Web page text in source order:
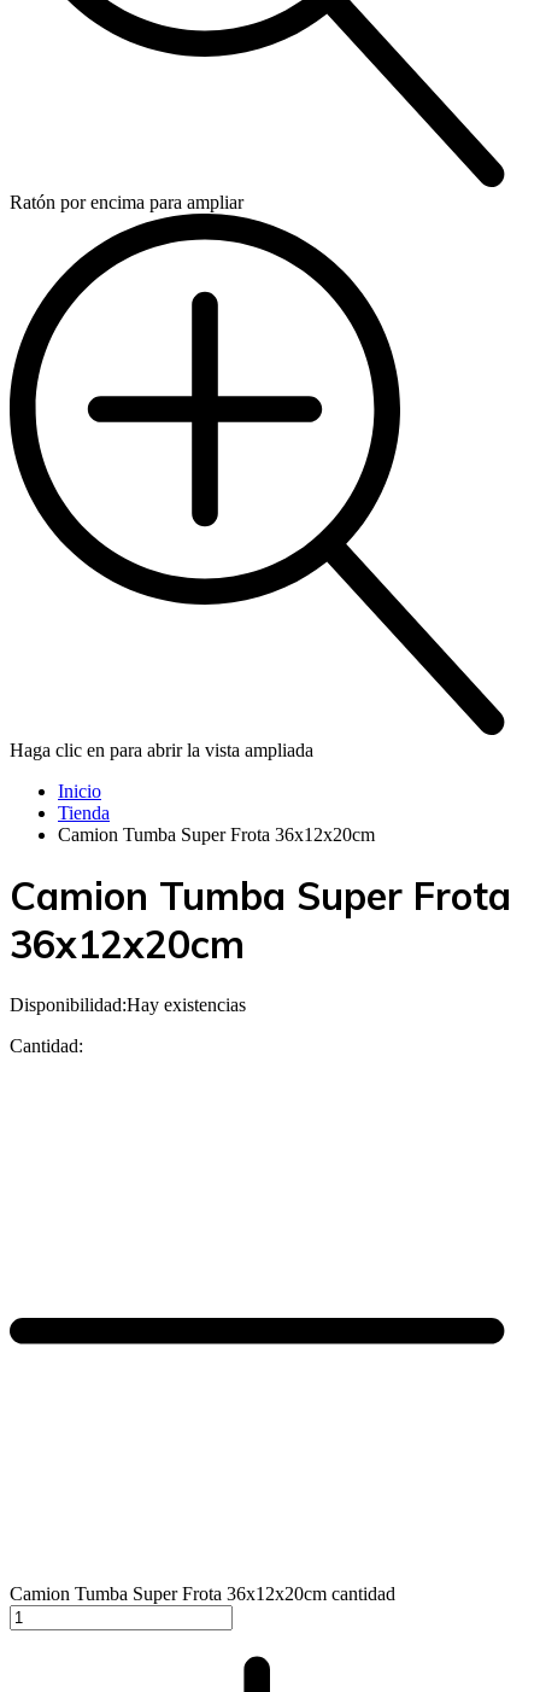
Ratón por encima para ampliar
Haga clic en para abrir la vista ampliada
Inicio
Tienda
Camion Tumba Super Frota 36x12x20cm
Camion Tumba Super Frota
36x12x20cm
Disponibilidad:Hay existencias
Cantidad:
Camion Tumba Super Frota 36x12x20cm cantidad